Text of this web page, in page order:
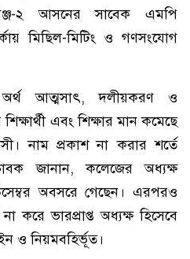
২ আসনের সাবেক এমপি
মিছিল-মিটিং ও গণসংযোগ
আত্মসাৎ, দলীয়করণ ও
এবং শিক্ষার মান কমেছে
নাম প্রকাশ না করার শর্তে
জানান, কলেজের অধ্যক্ষ
অবসরে গেছেন। এরপরও
করে ভারপ্রাপ্ত অধ্যক্ষ হিসেবে
ও নিয়মবহির্ভূত।